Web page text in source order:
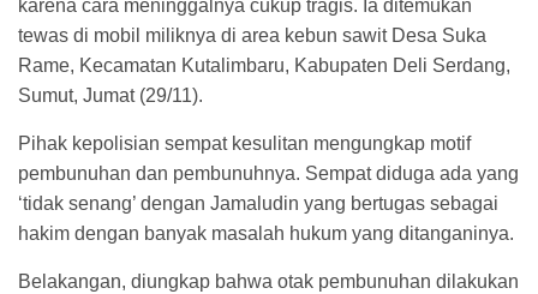
karena cara meninggalnya cukup tragis. Ia ditemukan
tewas di mobil miliknya di area kebun sawit Desa Suka
Rame, Kecamatan Kutalimbaru, Kabupaten Deli Serdang,
Sumut, Jumat (29/11).
Pihak kepolisian sempat kesulitan mengungkap motif
pembunuhan dan pembunuhnya. Sempat diduga ada yang
‘tidak senang’ dengan Jamaludin yang bertugas sebagai
hakim dengan banyak masalah hukum yang ditanganinya.
Belakangan, diungkap bahwa otak pembunuhan dilakukan